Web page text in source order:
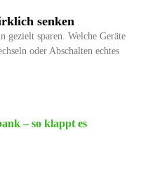
senken
gezielt sparen. Welche Geräte
oder Abschalten echtes